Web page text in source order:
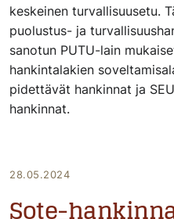
keskeinen turvallisuusetu.
puolustus- ja
sanotun PUTU-lain
hankintalakien
pidettävät hankinnat ja
hankinnat.
28.05.2024
Sote-